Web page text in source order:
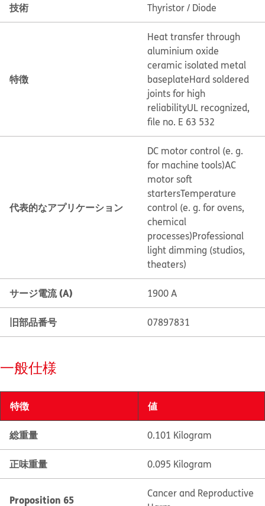
技術 Thyristor / Diode
特徴
Heat transfer through
aluminium oxide
ceramic isolated metal
baseplateHard soldered
joints for high
reliabilityUL recognized,
file no. E 63 532
代表的なアプリケーション
DC motor control (e. g.
for machine tools)AC
motor soft
startersTemperature
control (e. g. for ovens,
chemical
processes)Professional
light dimming (studios,
theaters)
サージ電流 (A) 1900 A
旧部品番号 07897831
一般仕様
特徴 値
総重量 0.101 Kilogram
正味重量 0.095 Kilogram
Proposition 65
Cancer and Reproductive